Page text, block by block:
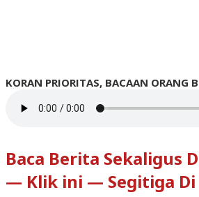
KORAN PRIORITAS, BACAAN ORANG
Baca Berita Sekaligus
— Klik ini — Segitiga